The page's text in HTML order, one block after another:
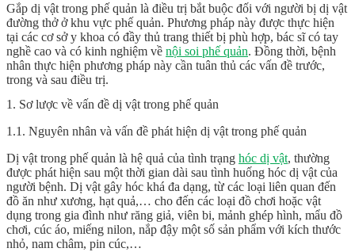
Gắp dị vật trong phế quản là điều trị bắt buộc đối với người bị dị vật
đường thở ở khu vực phế quản. Phương pháp này được thực hiện
tại các cơ sở y khoa có đầy thủ trang thiết bị phù hợp, bác sĩ có tay
nghề cao và có kinh nghiệm về nội soi phế quản. Đồng thời, bệnh
nhân thực hiện phương pháp này cần tuân thủ các vấn đề trước,
trong và sau điều trị.
1. Sơ lược về vấn đề dị vật trong phế quản
1.1. Nguyên nhân và vấn đề phát hiện dị vật trong phế quản
Dị vật trong phế quản là hệ quả của tình trạng hóc dị vật, thường
được phát hiện sau một thời gian dài sau tình huống hóc dị vật của
người bệnh. Dị vật gây hóc khá đa dạng, từ các loại liên quan đến
đồ ăn như xương, hạt quả,… cho đến các loại đồ chơi hoặc vật
dụng trong gia đình như răng giả, viên bi, mảnh ghép hình, mẩu đồ
chơi, cúc áo, miếng nilon, nắp đậy một số sản phẩm với kích thước
nhỏ, nam châm, pin cúc,…